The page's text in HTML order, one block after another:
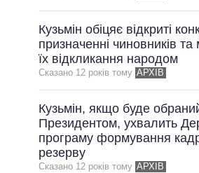
Кузьмін обіцяє відкриті
призначенні чиновників та
їх відкликання народом
Сказано 12 рокiв тому АРХІВ
Кузьмін, якщо буде
Президентом, ухвалить
програму формування
резерву
Сказано 12 рокiв тому АРХІВ